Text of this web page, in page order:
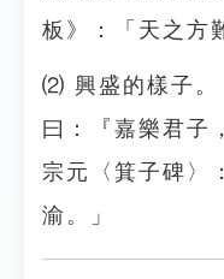
板》：「天之方
⑵ 興盛的樣子。
曰：『嘉樂君子
宗元〈箕子碑〉
渝。」